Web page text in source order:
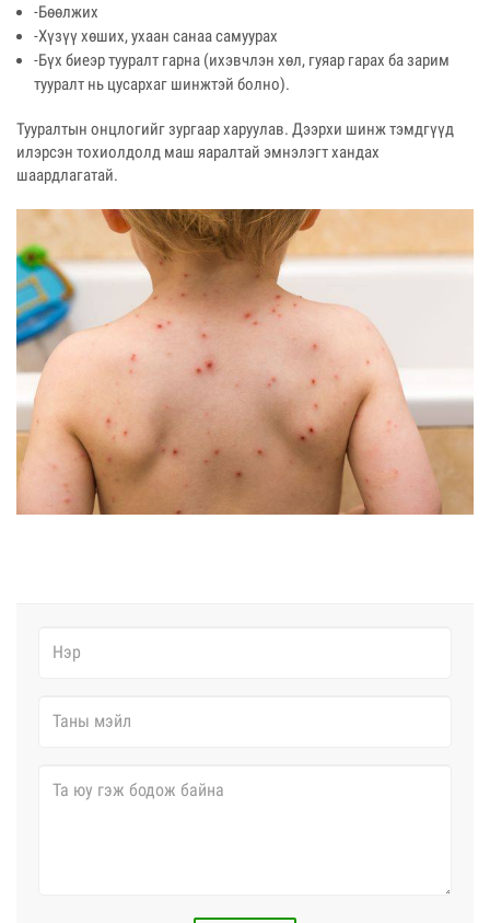
-Бөөлжих
-Хүзүү хөших, ухаан санаа самуурах
-Бүх биеэр тууралт гарна (ихэвчлэн хөл, гуяар гарах ба зарим
тууралт нь цусархаг шинжтэй болно).
Тууралтын онцлогийг зургаар харуулав. Дээрхи шинж тэмдгүүд
илэрсэн тохиолдолд маш яаралтай эмнэлэгт хандах
шаардлагатай.